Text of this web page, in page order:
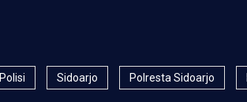
Polisi Sidoarjo Polresta Sidoarjo